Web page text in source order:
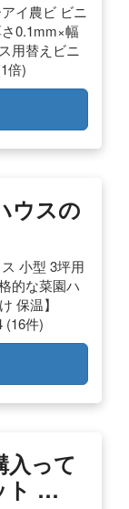
イ農ビ ビニ
0.1mm×幅
用替えビニ
倍)
ウスの
小型 3坪用
的な菜園ハ
保温】
(16件)
入って
ト …